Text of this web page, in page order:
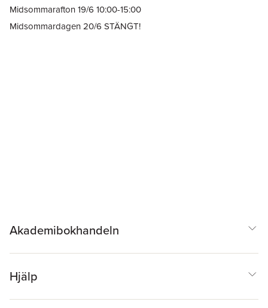
Midsommarafton 19/6 10:00-15:00
Midsommardagen 20/6 STÄNGT!
Akademibokhandeln
Hjälp